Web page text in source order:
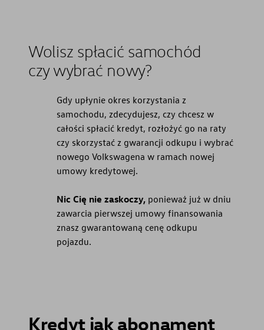
Wolisz spłacić samochód
czy wybrać nowy?
Gdy upłynie okres korzystania z
samochodu, zdecydujesz, czy chcesz w
całości spłacić kredyt, rozłożyć go na raty
czy skorzystać z gwarancji odkupu i wybrać
nowego Volkswagena w ramach nowej
umowy kredytowej.
Nic Cię nie zaskoczy, ponieważ już w dniu
zawarcia pierwszej umowy finansowania
znasz gwarantowaną cenę odkupu
pojazdu.
Kredyt jak abonament